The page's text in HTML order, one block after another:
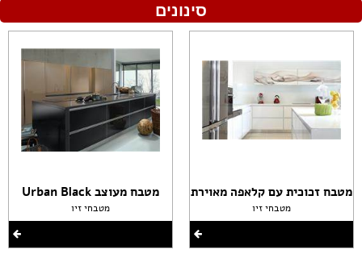
סינונים
מטבח זכוכית עם קלאפה מאוירת
מטבחי זיו
מטבח מעוצב Urban Black
מטבחי זיו